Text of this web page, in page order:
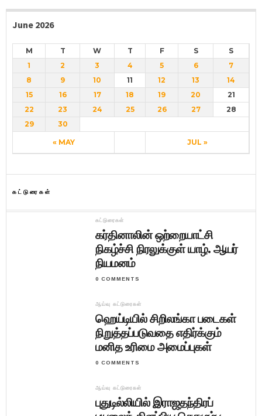
June 2026
M T W T F S S
« MAY JUL »
1 2 3 4 5 6
7
8
9 10 11 12 13
14
15
16 17 18 19 20
21
22
23 24 25 26 27
28
29
30
கட்டுரைகள்
கட்டுரைகள்
கர்தினாலின் ஒற்றையாட்சி
நிகழ்ச்சி நிரலுக்குள் யாழ். ஆயர்
நியமனம்
0 COMMENTS
ஆய்வு கட்டுரைகள்
ஹெய்டியில் சிறிலங்கா படைகள்
நிறுத்தப்படுவதை எதிர்க்கும்
மனித உரிமை அமைப்புகள்
0 COMMENTS
ஆய்வு கட்டுரைகள்
புதுடில்லியில் இராஜதந்திரப்